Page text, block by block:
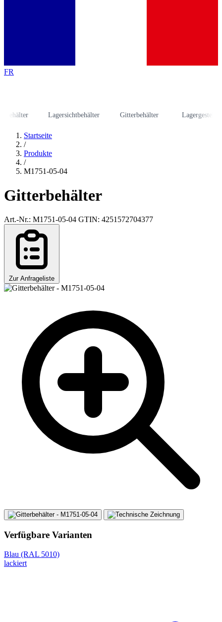
FR
Lagersichtbehälter Gitterbehälter Lagergestell
Startseite
/
Produkte
/
M1751-05-04
Gitterbehälter
Art.-Nr.: M1751-05-04 GTIN: 4251572704377
Zur Anfrageliste
Verfügbare Varianten
Blau (RAL 5010)
lackiert